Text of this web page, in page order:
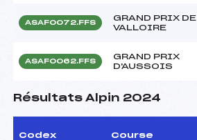
ASAF0072.FFS
GRAND PRIX DE
VALLOIRE
ASAF0062.FFS
GRAND PRIX
D'AUSSOIS
Résultats Alpin 2024
Codex Course